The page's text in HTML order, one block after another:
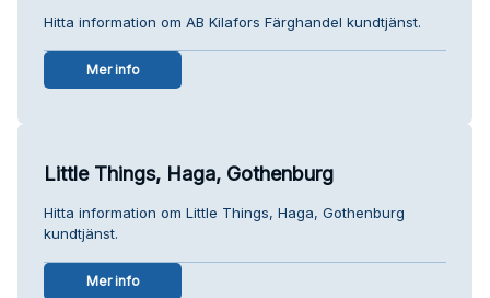
Hitta information om AB Kilafors Färghandel kundtjänst.
Mer info
Little Things, Haga, Gothenburg
Hitta information om Little Things, Haga, Gothenburg
kundtjänst.
Mer info